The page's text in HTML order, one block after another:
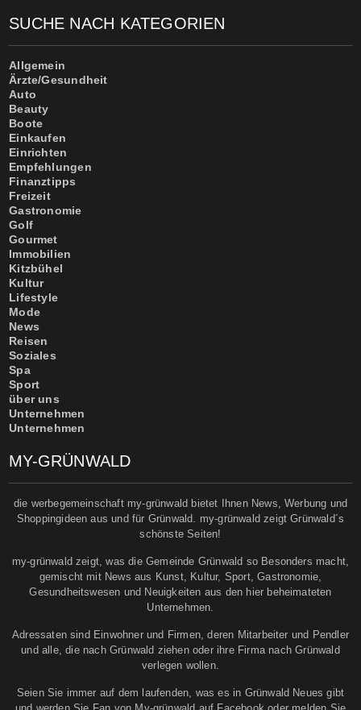
SUCHE NACH KATEGORIEN
Allgemein
Ärzte/Gesundheit
Auto
Beauty
Boote
Einkaufen
Einrichten
Empfehlungen
Finanztipps
Freizeit
Gastronomie
Golf
Gourmet
Immobilien
Kitzbühel
Kultur
Lifestyle
Mode
News
Reisen
Soziales
Spa
Sport
über uns
Unternehmen
Unternehmen
MY-GRÜNWALD
die werbegemeinschaft my-grünwald bietet Ihnen News, Werbung und
Shoppingideen aus und für Grünwald. my-grünwald zeigt Grünwald´s
schönste Seiten!
my-grünwald zeigt, was die Gemeinde Grünwald so Besonders macht,
gemischt mit News aus Kunst, Kultur, Sport, Gastronomie,
Gesundheitswesen und Neuigkeiten aus den hier beheimateten
Unternehmen.
Adressaten sind Einwohner und Firmen, deren Mitarbeiter und Pendler
und alle, die nach Grünwald ziehen oder ihre Firma nach Grünwald
verlegen wollen.
Seien Sie immer auf dem laufenden, was es in Grünwald Neues gibt